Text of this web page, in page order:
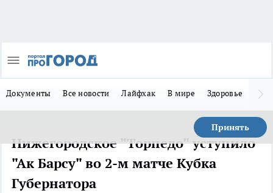
Документы Все новости Лайфхак В мире Здоровье
Принять
Нижегородское "Торпедо" уступило
"Ак Барсу" во 2-м матче Кубка
Губернатора